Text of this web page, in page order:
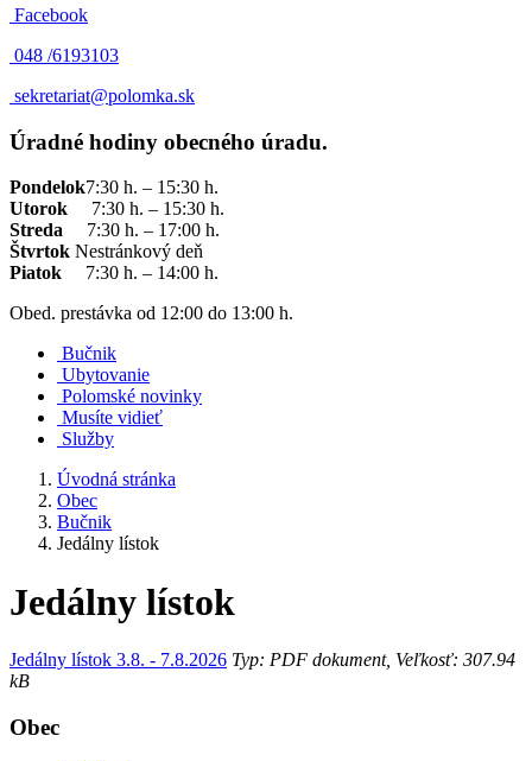
Facebook
048 /6193103
sekretariat@polomka.sk
Úradné hodiny obecného úradu.
Pondelok7:30 h. – 15:30 h.
Utorok 7:30 h. – 15:30 h.
Streda 7:30 h. – 17:00 h.
Štvrtok Nestránkový deň
Piatok
7:30 h. – 14:00 h.
Obed. prestávka od 12:00 do 13:00 h.
Bučnik
Ubytovanie
Polomské novinky
Musíte vidieť
Služby
Úvodná stránka
Obec
Bučnik
Jedálny lístok
Jedálny lístok
Jedálny lístok 3.8. - 7.8.2026 Typ: PDF dokument, Veľkosť: 307.94
kB
Obec